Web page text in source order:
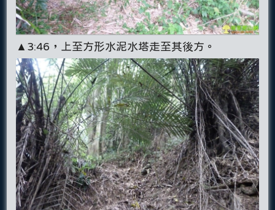
▲3:46，上至方形水泥水塔走至其後方。